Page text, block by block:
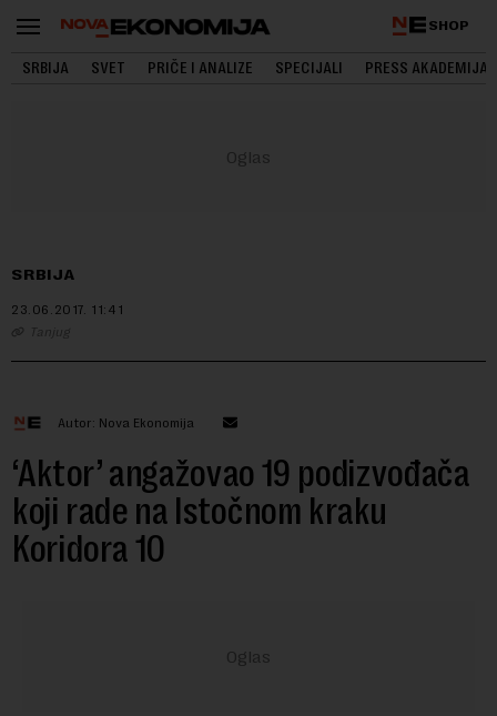
SHOP
SRBIJA SVET PRIČE I ANALIZE SPECIJALI PRESS AKADEMIJA
SRBIJA
23.06.2017. 11:41
Tanjug
Autor: Nova Ekonomija
‘Aktor’ angažovao 19 podizvođača
koji rade na Istočnom kraku
Koridora 10